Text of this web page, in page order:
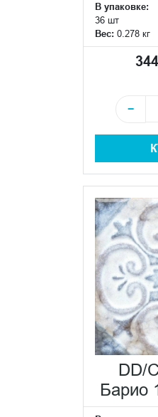
В упаковке:
36 шт
Вес: 0.278 кг
−
DD/
Барио